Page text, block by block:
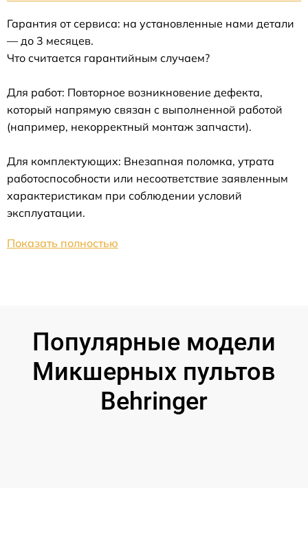
Гарантия от сервиса: на установленные нами детали
— до 3 месяцев.
Что считается гарантийным случаем?
Для работ: Повторное возникновение дефекта,
который напрямую связан с выполненной работой
(например, некорректный монтаж запчасти).
Для комплектующих: Внезапная поломка, утрата
работоспособности или несоответствие заявленным
характеристикам при соблюдении условий
эксплуатации.
Показать полностью
Популярные модели
Микшерных пультов
Behringer